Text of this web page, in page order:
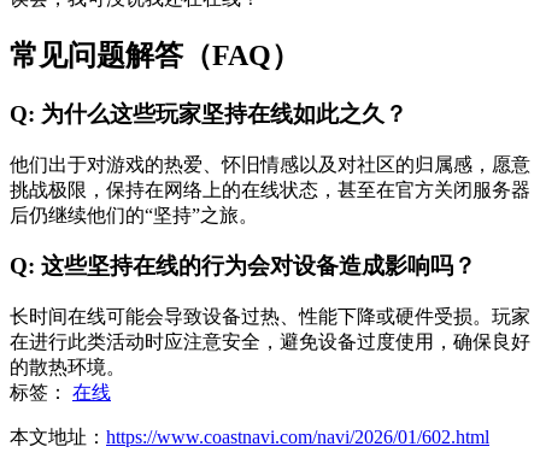
常见问题解答（FAQ）
Q: 为什么这些玩家坚持在线如此之久？
他们出于对游戏的热爱、怀旧情感以及对社区的归属感，愿意
挑战极限，保持在网络上的在线状态，甚至在官方关闭服务器
后仍继续他们的“坚持”之旅。
Q: 这些坚持在线的行为会对设备造成影响吗？
长时间在线可能会导致设备过热、性能下降或硬件受损。玩家
在进行此类活动时应注意安全，避免设备过度使用，确保良好
的散热环境。
标签：
在线
本文地址： https://www.coastnavi.com/navi/2026/01/602.html